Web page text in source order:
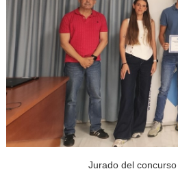
Jurado del